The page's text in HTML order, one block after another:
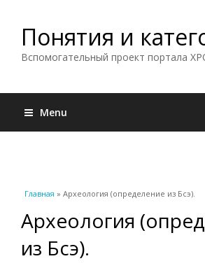
Понятия и
Вспомогательный проект портала
Menu
Вы здесь
Главная » Археология (определение из Бсэ).
Археология
из Бсэ).